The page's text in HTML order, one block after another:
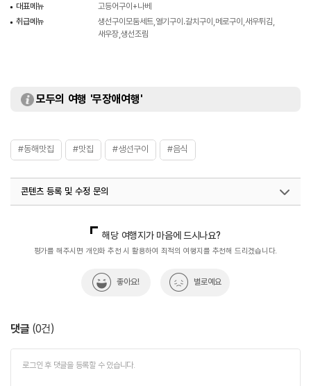
대표메뉴
고등어구이+나베
취급메뉴
생선구이모둠세트,열기구이.갈치구이,메로구이,새우튀김,
새우장,생선조림
모두의 여행 '무장애여행'
#동해맛집 #맛집 #생선구이 #음식
콘텐츠 등록 및 수정 문의
해당 여행지가 마음에 드시나요?
평가를 해주시면 개인화 추천 시 활용하여 최적의 여행지를 추천해 드리겠습니다.
좋아요! 별로예요
댓글 (0건)